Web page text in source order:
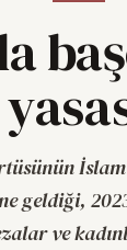
geldiği,
ve